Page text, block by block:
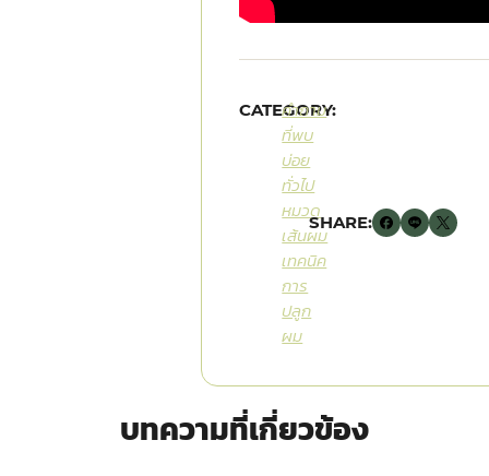
CATEGORY:
คำถาม
ที่พบ
บ่อย
ทั่วไป
หมวด
เส้นผม
เทคนิค
การ
ปลูก
ผม
SHARE:
บทความที่เกี่ยวข้อง